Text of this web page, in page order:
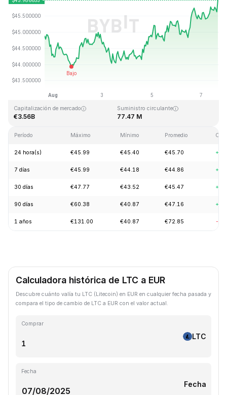
Última actualización: 2026-08-07, 16:07 GMT+0
Capitalización de mercado
€3.56B
Suministro circulante
77.47 M
Período Máximo Mínimo Promedio
24 hora(s) €45.99 €45.40 €45.70
7 días €45.99 €44.18 €44.86
30 días €47.77 €43.52 €45.47
90 días €60.38 €40.87 €47.16
1 años €131.00 €40.87 €72.85 -
Calculadora histórica de LTC a EUR
Descubre cuánto valía tu LTC (Litecoin) en EUR en cualquier fecha pasada y
compara el tipo de cambio de LTC a EUR con el valor actual.
Comprar
LTC
Fecha
Fecha